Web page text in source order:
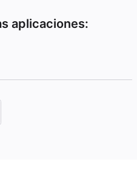
aplicaciones: